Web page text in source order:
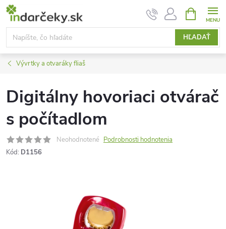
Prejsť
obsah
HĽADAŤ
KOŠÍK
Vývrtky a otvaráky fliaš
Digitálny hovoriaci otvárač
s počítadlom
Neohodnotené Podrobnosti hodnotenia
Kód: D1156